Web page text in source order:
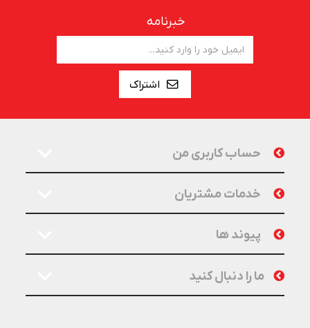
خبرنامه
اشتراک
حساب کاربری من
خدمات مشتریان
پیوند ها
ما را دنبال کنید